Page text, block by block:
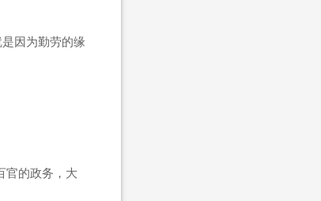
因为勤劳的缘
官的政务，大